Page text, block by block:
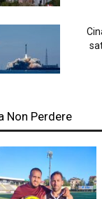
Non Perdere